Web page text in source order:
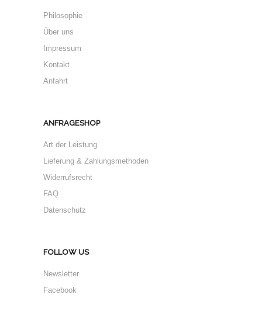
Philosophie
Über uns
Impressum
Kontakt
Anfahrt
ANFRAGESHOP
Art der Leistung
Lieferung & Zahlungsmethoden
Widerrufsrecht
FAQ
Datenschutz
FOLLOW US
Newsletter
Facebook